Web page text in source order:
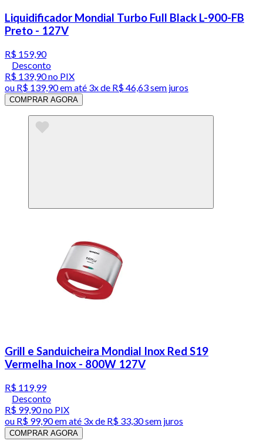
Liquidificador Mondial Turbo Full Black L-900-FB
Preto - 127V
R$ 159,90
Desconto
R$ 139,90no PIX
ou R$ 139,90em até 3x de R$ 46,63 sem juros
COMPRAR AGORA
Grill e Sanduicheira Mondial Inox Red S19
Vermelha Inox - 800W 127V
R$ 119,99
Desconto
R$ 99,90no PIX
ou R$ 99,90em até 3x de R$ 33,30 sem juros
COMPRAR AGORA